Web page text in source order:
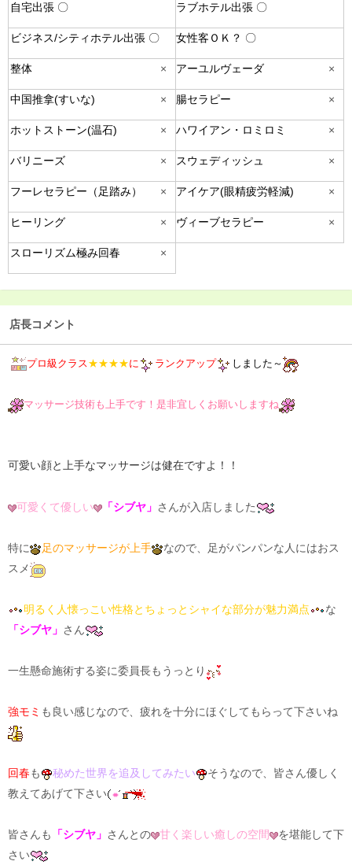
自宅出張 〇 ラブホテル出張 〇
ビジネス/シティホテル出張 〇 女性客ＯＫ？ 〇
整体 × アーユルヴェーダ ×
中国推拿(すいな) × 腸セラピー ×
ホットストーン(温石) × ハワイアン・ロミロミ ×
バリニーズ × スウェディッシュ ×
フーレセラピー（足踏み） × アイケア(眼精疲労軽減) ×
ヒーリング × ヴィーブセラピー ×
スローリズム極み回春 ×
店長コメント
プロ級クラス★★★★に ランクアップ しました～
マッサージ技術も上手です！是非宜しくお願いしますね
可愛い顔と上手なマッサージは健在ですよ！！
可愛くて優しい 「シブヤ」 さんが入店しました
特に 足のマッサージが上手
なので、足がパンパンな人にはおス
スメ
明るく人懐っこい性格とちょっとシャイな部分が魅力満点
な
「シブヤ」 さん
一生懸命施術する姿に委員長もうっとり
強モミ も良い感じなので、疲れを十分にほぐしてもらって下さいね
回春も 秘めた世界を追及してみたい
そうなので、皆さん優しく
教えてあげて下さい
皆さんも 「シブヤ」 さんとの 甘く楽しい癒しの空間
を堪能して下
さい